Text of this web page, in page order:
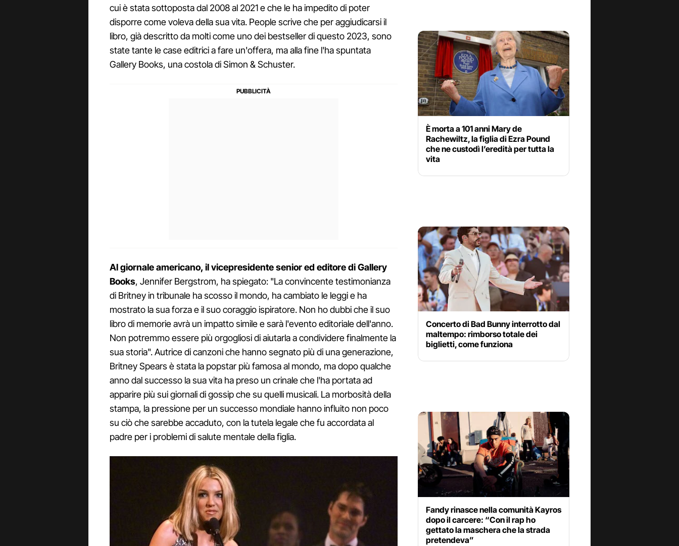
cui è stata sottoposta dal 2008 al 2021 e che le ha impedito di poter
disporre come voleva della sua vita. People scrive che per aggiudicarsi il
libro, già descritto da molti come uno dei bestseller di questo 2023, sono
state tante le case editrici a fare un'offera, ma alla fine l'ha spuntata
Gallery Books, una costola di Simon & Schuster.
Al giornale americano, il vicepresidente senior ed editore di Gallery
Books, Jennifer Bergstrom, ha spiegato: "La convincente testimonianza
di Britney in tribunale ha scosso il mondo, ha cambiato le leggi e ha
mostrato la sua forza e il suo coraggio ispiratore. Non ho dubbi che il suo
libro di memorie avrà un impatto simile e sarà l'evento editoriale dell'anno.
Non potremmo essere più orgogliosi di aiutarla a condividere finalmente la
sua storia". Autrice di canzoni che hanno segnato più di una generazione,
Britney Spears è stata la popstar più famosa al mondo, ma dopo qualche
anno dal successo la sua vita ha preso un crinale che l'ha portata ad
apparire più sui giornali di gossip che su quelli musicali. La morbosità della
stampa, la pressione per un successo mondiale hanno influito non poco
su ciò che sarebbe accaduto, con la tutela legale che fu accordata al
padre per i problemi di salute mentale della figlia.
È morta a 101 anni Mary de
Rachewiltz, la figlia di Ezra Pound
che ne custodì l’eredità per tutta la
vita
Concerto di Bad Bunny interrotto dal
maltempo: rimborso totale dei
biglietti, come funziona
Fandy rinasce nella comunità Kayros
dopo il carcere: “Con il rap ho
gettato la maschera che la strada
pretendeva”